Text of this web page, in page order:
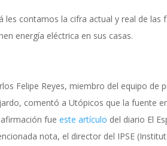
les contamos la cifra actual y real de las
energía eléctrica en sus casas.
Felipe Reyes, miembro del equipo de
comentó a Utópicos que la fuente
fue este artículo del diario El
nota, el director del IPSE